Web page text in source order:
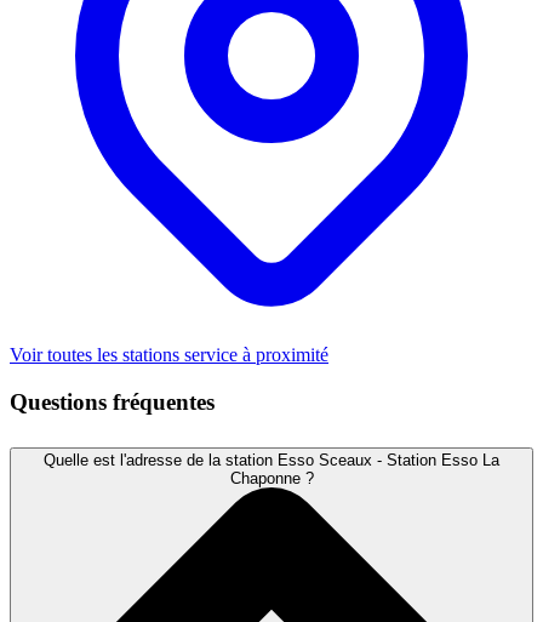
Voir toutes les stations service à proximité
Questions fréquentes
Quelle est l'adresse de la station Esso Sceaux - Station Esso La
Chaponne ?